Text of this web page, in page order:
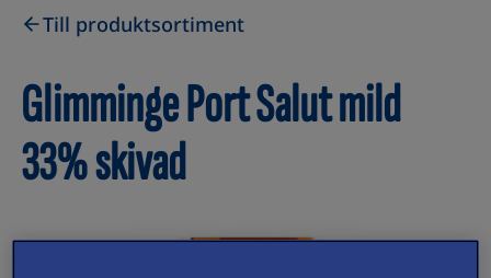
Till produktsortiment
Glimminge Port Salut mild
33% skivad